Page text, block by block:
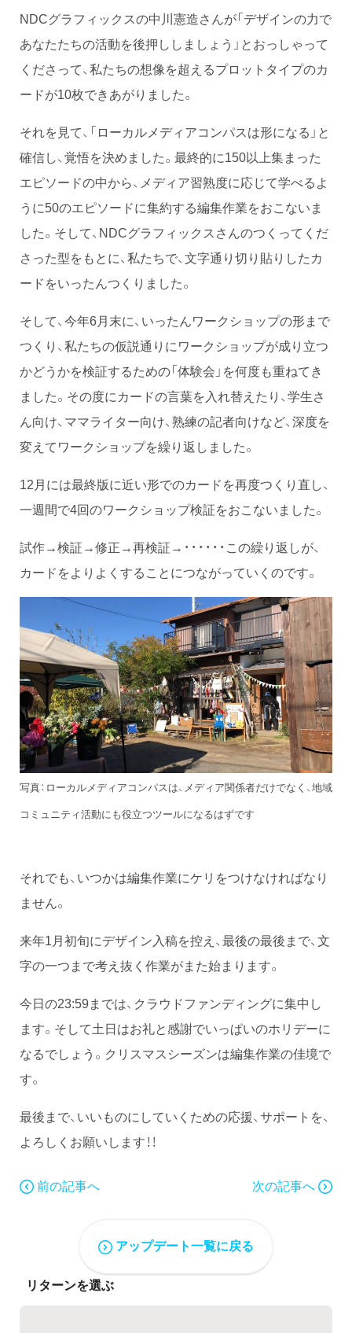
NDCグラフィックスの中川憲造さんが「デザインの力で
あなたたちの活動を後押ししましょう」とおっしゃって
くださって、私たちの想像を超えるプロットタイプのカ
ードが10枚できあがりました。
それを見て、「ローカルメディアコンパスは形になる」と
確信し、覚悟を決めました。最終的に150以上集まった
エピソードの中から、メディア習熟度に応じて学べるよ
うに50のエピソードに集約する編集作業をおこないま
した。そして、NDCグラフィックスさんのつくってくだ
さった型をもとに、私たちで、文字通り切り貼りしたカ
ードをいったんつくりました。
そして、今年6月末に、いったんワークショップの形まで
つくり、私たちの仮説通りにワークショップが成り立つ
かどうかを検証するための「体験会」を何度も重ねてき
ました。その度にカードの言葉を入れ替えたり、学生さ
ん向け、ママライター向け、熟練の記者向けなど、深度を
変えてワークショップを繰り返しました。
12月には最終版に近い形でのカードを再度つくり直し、
一週間で4回のワークショップ検証をおこないました。
試作→検証→修正→再検証→・・・・・・この繰り返しが、
カードをよりよくすることにつながっていくのです。
写真：ローカルメディアコンパスは、メディア関係者だけでなく、地域
コミュニティ活動にも役立つツールになるはずです
それでも、いつかは編集作業にケリをつけなければなり
ません。
来年1月初旬にデザイン入稿を控え、最後の最後まで、文
字の一つまで考え抜く作業がまた始まります。
今日の23:59までは、クラウドファンディングに集中し
ます。そして土日はお礼と感謝でいっぱいのホリデーに
なるでしょう。クリスマスシーズンは編集作業の佳境で
す。
最後まで、いいものにしていくための応援、サポートを、
よろしくお願いします！！
前の記事へ 次の記事へ
アップデート一覧に戻る
リターンを選ぶ